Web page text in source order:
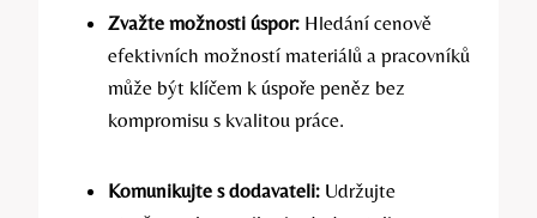
Zvažte možnosti úspor: Hledání cenově
efektivních možností materiálů a pracovníků
může být klíčem k úspoře peněz bez
kompromisu s kvalitou práce.
Komunikujte s dodavateli: Udržujte